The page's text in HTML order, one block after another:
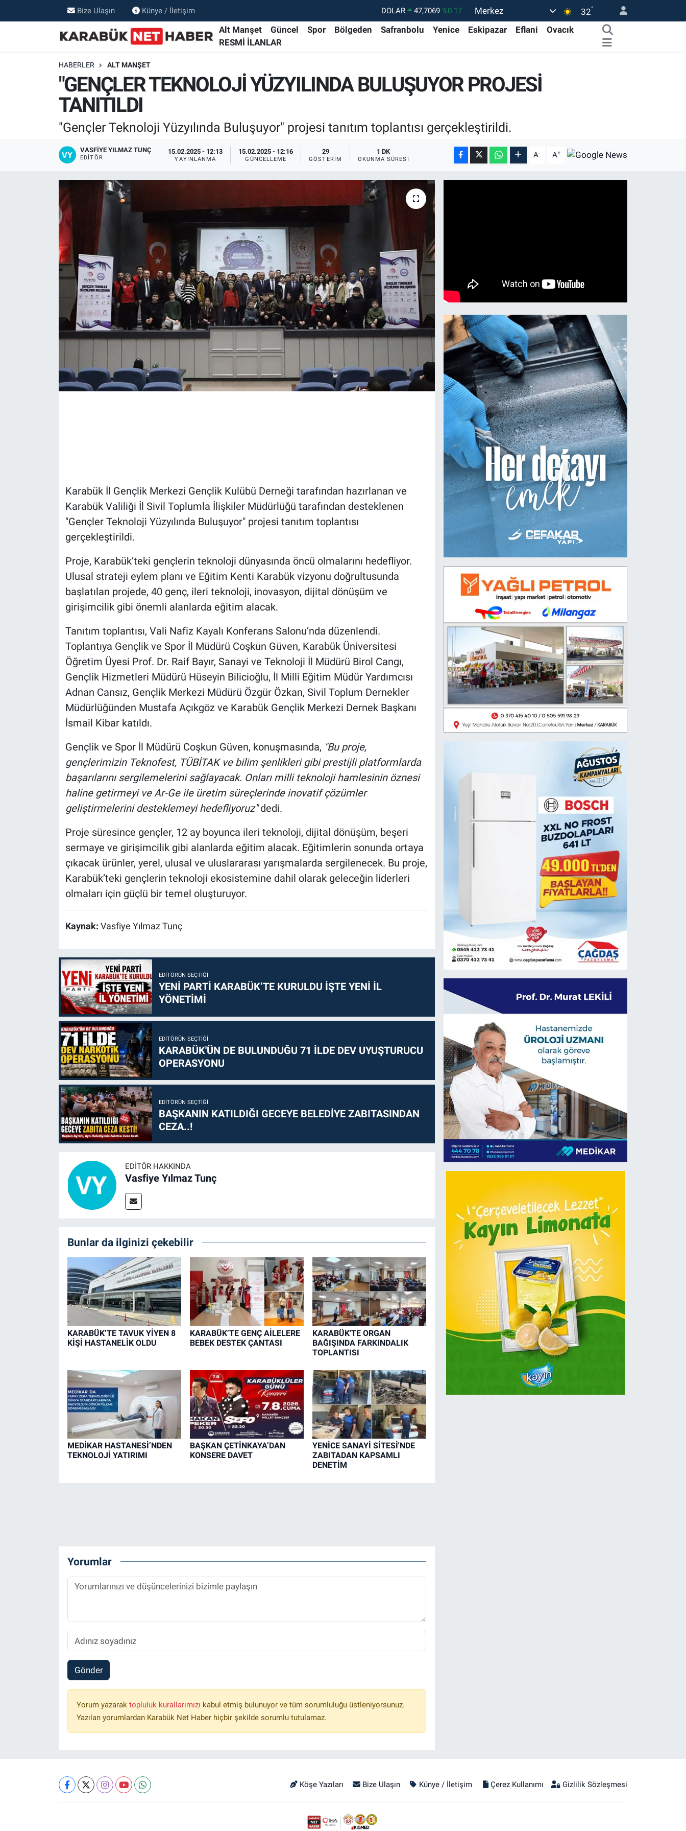
Bize Ulaşın Künye / İletişim DOLAR 47,7069 %0.17
EURO
55,0265 %0.01
BİST100
13.887 %64
Merkez 32°
Alt Manşet Güncel Spor Bölgeden Safranbolu Yenice Eskipazar Eflani
Ovacık
RESMİ İLANLAR
HABERLER ALT MANŞET
"GENÇLER TEKNOLOJİ YÜZYILINDA BULUŞUYOR PROJESİ
TANITILDI
"Gençler Teknoloji Yüzyılında Buluşuyor" projesi tanıtım toplantısı gerçekleştirildi.
VASFIYE YILMAZ TUNÇ
EDITÖR
15.02.2025 - 12:13
YAYINLANMA
15.02.2025 - 12:16
GÜNCELLEME
29
GÖSTERIM
1 DK
OKUNMA SÜRESI A- A+
Karabük İl Gençlik Merkezi Gençlik Kulübü Derneği tarafından hazırlanan ve
Karabük Valiliği İl Sivil Toplumla İlişkiler Müdürlüğü tarafından desteklenen
"Gençler Teknoloji Yüzyılında Buluşuyor" projesi tanıtım toplantısı
gerçekleştirildi.
Proje, Karabük’teki gençlerin teknoloji dünyasında öncü olmalarını hedefliyor.
Ulusal strateji eylem planı ve Eğitim Kenti Karabük vizyonu doğrultusunda
başlatılan projede, 40 genç, ileri teknoloji, inovasyon, dijital dönüşüm ve
girişimcilik gibi önemli alanlarda eğitim alacak.
Tanıtım toplantısı, Vali Nafiz Kayalı Konferans Salonu’nda düzenlendi.
Toplantıya Gençlik ve Spor İl Müdürü Coşkun Güven, Karabük Üniversitesi
Öğretim Üyesi Prof. Dr. Raif Bayır, Sanayi ve Teknoloji İl Müdürü Birol Cangı,
Gençlik Hizmetleri Müdürü Hüseyin Bilicioğlu, İl Milli Eğitim Müdür Yardımcısı
Adnan Cansız, Gençlik Merkezi Müdürü Özgür Özkan, Sivil Toplum Dernekler
Müdürlüğünden Mustafa Açıkgöz ve Karabük Gençlik Merkezi Dernek Başkanı
İsmail Kibar katıldı.
Gençlik ve Spor İl Müdürü Coşkun Güven, konuşmasında, "Bu proje,
gençlerimizin Teknofest, TÜBİTAK ve bilim şenlikleri gibi prestijli platformlarda
başarılarını sergilemelerini sağlayacak. Onları milli teknoloji hamlesinin öznesi
haline getirmeyi ve Ar-Ge ile üretim süreçlerinde inovatif çözümler
geliştirmelerini desteklemeyi hedefliyoruz"dedi.
Proje süresince gençler, 12 ay boyunca ileri teknoloji, dijital dönüşüm, beşeri
sermaye ve girişimcilik gibi alanlarda eğitim alacak. Eğitimlerin sonunda ortaya
çıkacak ürünler, yerel, ulusal ve uluslararası yarışmalarda sergilenecek. Bu proje,
Karabük’teki gençlerin teknoloji ekosistemine dahil olarak geleceğin liderleri
olmaları için güçlü bir temel oluşturuyor.
Kaynak: Vasfiye Yılmaz Tunç
EDITÖRÜN SEÇTIĞI
YENİ PARTİ KARABÜK’TE KURULDU İŞTE YENİ İL
YÖNETİMİ
EDITÖRÜN SEÇTIĞI
KARABÜK'ÜN DE BULUNDUĞU 71 İLDE DEV UYUŞTURUCU
OPERASYONU
EDITÖRÜN SEÇTIĞI
BAŞKANIN KATILDIĞI GECEYE BELEDİYE ZABITASINDAN
CEZA..!
EDITÖR HAKKINDA
Vasfiye Yılmaz Tunç
Bunlar da ilginizi çekebilir
KARABÜK’TE TAVUK YİYEN 8
KİŞİ HASTANELİK OLDU
KARABÜK’TE GENÇ AİLELERE
BEBEK DESTEK ÇANTASI
KARABÜK'TE ORGAN
BAĞIŞINDA FARKINDALIK
TOPLANTISI
MEDİKAR HASTANESİ’NDEN
TEKNOLOJİ YATIRIMI
BAŞKAN ÇETİNKAYA’DAN
KONSERE DAVET
YENİCE SANAYİ SİTESİ'NDE
ZABITADAN KAPSAMLI
DENETİM
Yorumlar
Gönder
Yorum yazarak topluluk kurallarımızı kabul etmiş bulunuyor ve tüm sorumluluğu üstleniyorsunuz.
Yazılan yorumlardan Karabük Net Haber hiçbir şekilde sorumlu tutulamaz.
Köşe Yazıları Bize Ulaşın Künye / İletişim Çerez Kullanımı Gizlilik Sözleşmesi